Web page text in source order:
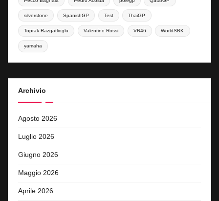
silverstone SpanishGP Test ThaiGP
Toprak Razgatlioglu Valentino Rossi VR46 WorldSBK
yamaha
Archivio
Agosto 2026
Luglio 2026
Giugno 2026
Maggio 2026
Aprile 2026